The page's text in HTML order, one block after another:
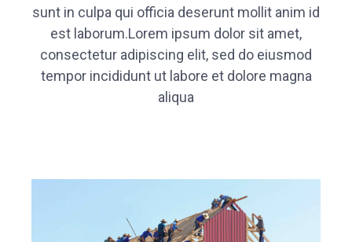
sunt in culpa qui officia deserunt mollit anim id
est laborum.Lorem ipsum dolor sit amet,
consectetur adipiscing elit, sed do eiusmod
tempor incididunt ut labore et dolore magna
aliqua